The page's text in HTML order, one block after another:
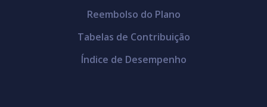
Reembolso do Plano
Tabelas de Contribuição
Índice de Desempenho